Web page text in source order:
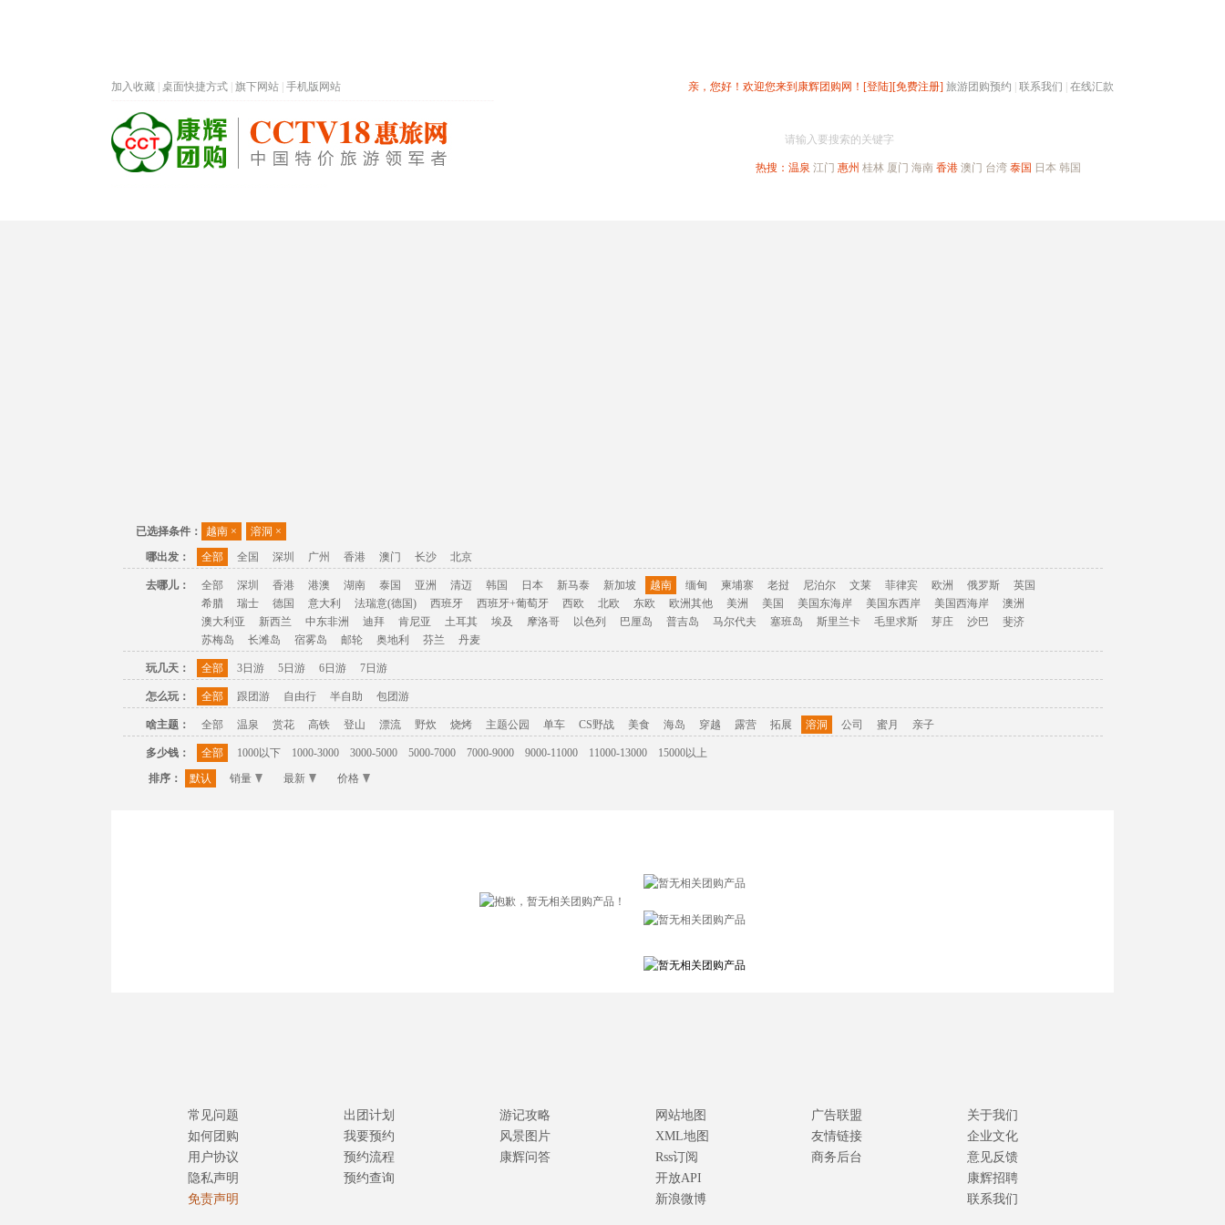
亲，您好！欢迎您来到康辉团购网！ [登陆][免费注册] 旅游团购预约 联系我们 在线汇款
加入收藏 桌面快捷方式 旗下网站 手机版网站
请输入要搜索的关键字
热搜： 温泉 江门 惠州 桂林 厦门 海南 香港 澳门 台湾 泰国 日本 韩国
已选择条件： 越南 × 溶洞 ×
哪出发：
全部 全国 深圳 广州 香港 澳门 长沙 北京
去哪儿： 全部 深圳 香港 港澳 湖南 泰国 亚洲 清迈 韩国 日本 新马泰 新加坡 越南 缅甸 柬埔寨 老挝 尼泊尔 文莱 菲律宾 欧洲 俄罗斯
英国
希腊
瑞士 德国 意大利 法瑞意(德国) 西班牙 西班牙+葡萄牙 西欧 北欧 东欧 欧洲其他 美洲 美国 美国东海岸 美国东西岸 美国西海岸
澳洲
澳大利亚
新西兰 中东非洲 迪拜 肯尼亚 土耳其 埃及 摩洛哥 以色列 巴厘岛 普吉岛 马尔代夫 塞班岛 斯里兰卡 毛里求斯 芽庄 沙巴
斐济
苏梅岛
长滩岛 宿雾岛 邮轮 奥地利 芬兰 丹麦
玩几天： 全部 3日游 5日游 6日游 7日游
怎么玩： 全部 跟团游 自由行 半自助 包团游
啥主题： 全部 温泉 赏花 高铁 登山 漂流 野炊 烧烤 主题公园 单车 CS野战 美食 海岛 穿越 露营 拓展 溶洞 公司 蜜月 亲子
多少钱： 全部 1000以下 1000-3000 3000-5000 5000-7000 7000-9000 9000-11000 11000-13000
15000以上
排序：
默认 销量 最新 价格
常见问题
如何团购
用户协议
隐私声明
免责声明
出团计划
我要预约
预约流程
预约查询
游记攻略
风景图片
康辉问答
网站地图
XML地图
Rss订阅
开放API
新浪微博
广告联盟
友情链接
商务后台
关于我们
企业文化
意见反馈
康辉招聘
联系我们